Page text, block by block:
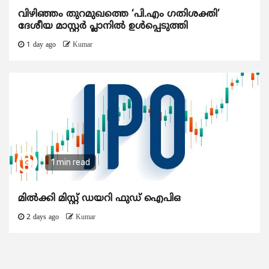
വിഴിഞ്ഞം തുറമുഖത്തെ ‘പി.എം ഗതിശക്തി’
ദേശീയ മാസ്റ്റർ പ്ലാനിൽ ഉൾപ്പെടുത്തി
1 day ago Kumar
1 min read
മിൽക്കി മിസ്റ്റ് ഡയറി ഫുഡ് ഐപിഒ
2 days ago Kumar